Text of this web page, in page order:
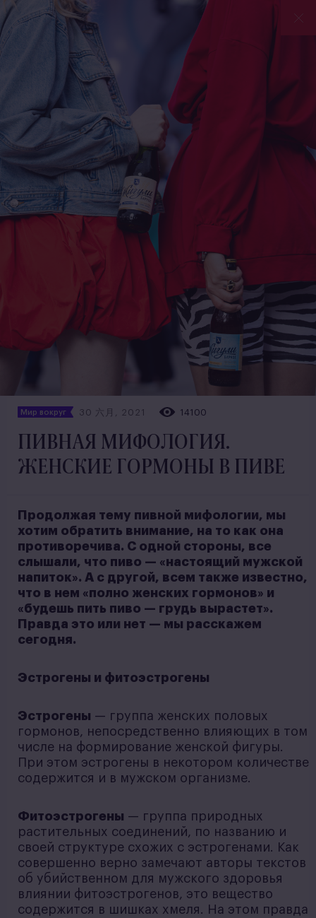
Мир вокруг 30 六月, 2021 14100
ПИВНАЯ МИФОЛОГИЯ.
ЖЕНСКИЕ ГОРМОНЫ В ПИВЕ
Продолжая тему пивной мифологии, мы
хотим обратить внимание, на то как она
противоречива. С одной стороны, все
слышали, что пиво — «настоящий мужской
напиток». А с другой, всем также известно,
что в нем «полно женских гормонов» и
«будешь пить пиво — грудь вырастет».
Правда это или нет — мы расскажем
сегодня.
Эстрогены и фитоэстрогены
Эстрогены — группа женских половых
гормонов, непосредственно влияющих в том
числе на формирование женской фигуры.
При этом эстрогены в некотором количестве
содержится и в мужском организме.
Фитоэстрогены — группа природных
растительных соединений, по названию и
своей структуре схожих с эстрогенами. Как
совершенно верно замечают авторы текстов
об убийственном для мужского здоровья
влиянии фитоэстрогенов, это вещество
содержится в шишках хмеля. На этом правда